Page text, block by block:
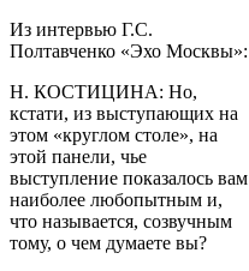
Из интервью Г.С.
Полтавченко «Эхо Москвы»:
Н. КОСТИЦИНА: Но,
кстати, из выступающих на
этом «круглом столе», на
этой панели, чье
выступление показалось вам
наиболее любопытным и,
что называется, созвучным
тому, о чем думаете вы?